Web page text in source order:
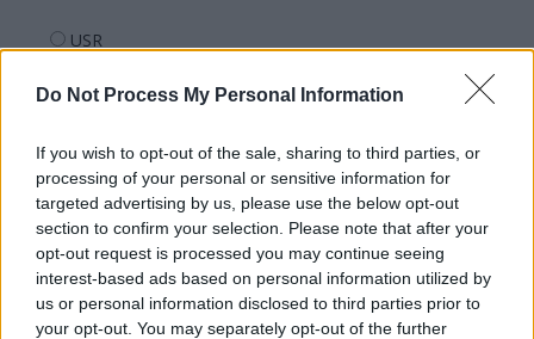
Do Not Process My Personal Information
If you wish to opt-out of the sale, sharing to third parties, or
processing of your personal or sensitive information for
targeted advertising by us, please use the below opt-out
section to confirm your selection. Please note that after your
opt-out request is processed you may continue seeing
interest-based ads based on personal information utilized by
us or personal information disclosed to third parties prior to
your opt-out. You may separately opt-out of the further
USR
AUR
UDMR
PMP (Tomac)
Forța Dreptei (L. Orban)
PNȚMM
REPER